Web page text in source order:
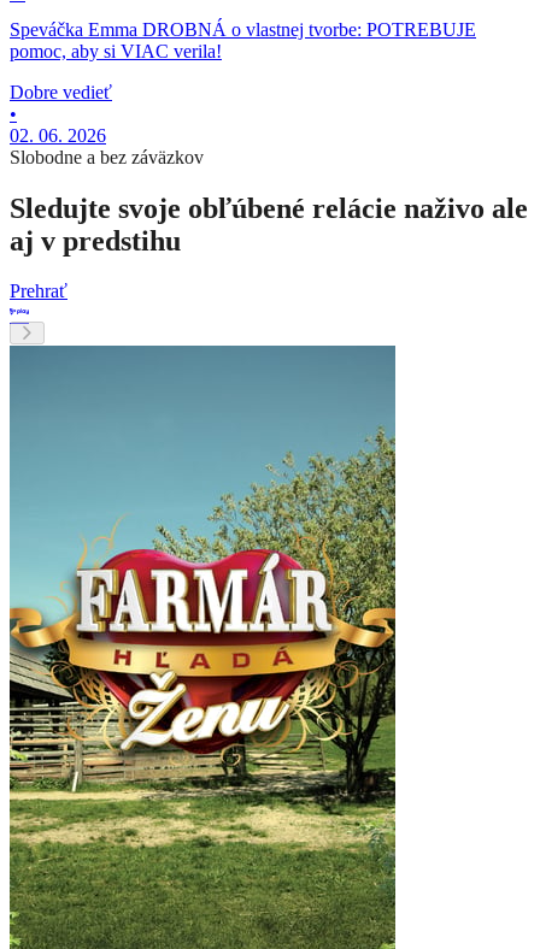
Speváčka Emma DROBNÁ o vlastnej tvorbe: POTREBUJE
pomoc, aby si VIAC verila!
Dobre vedieť
•
02. 06. 2026
Slobodne a bez záväzkov
Sledujte svoje obľúbené relácie naživo ale
aj v predstihu
Prehrať